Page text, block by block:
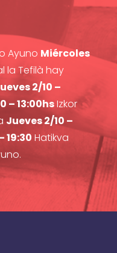
Ayuno Miércoles
la Tefilà hay
2/10 –
– 13:00hsIzkor
Jueves 2/10 –
19:30 Hatikva